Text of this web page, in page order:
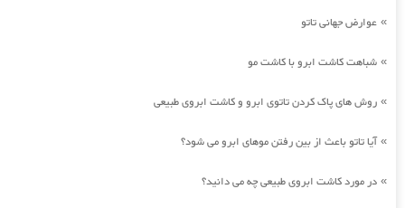
» عوارض جهانی تاتو
» شباهت کاشت ابرو با کاشت مو
» روش های پاک کردن تاتوی ابرو و کاشت ابروی طبیعی
»آیا تاتو باعث از بین رفتن موهای ابرو می شود؟
» در مورد کاشت ابروی طبیعی چه می دانید؟